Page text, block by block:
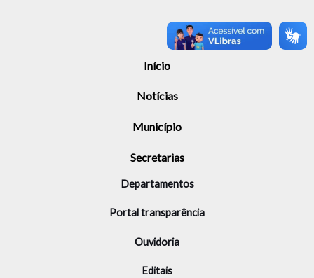
Início
Notícias
Município
Secretarias
Departamentos
Portal transparência
Ouvidoria
Editais